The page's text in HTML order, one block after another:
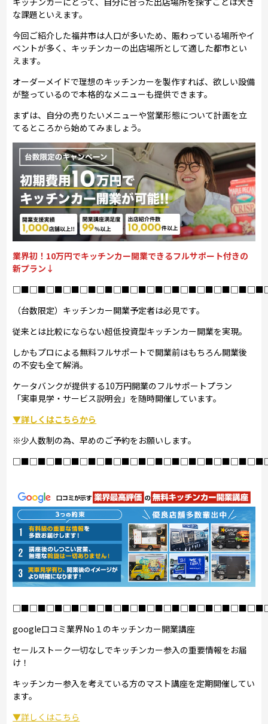
な課題といえます。
今回ご紹介した福井市は人口が多いため、賑わっている場所やイ
ベントが多く、キッチンカーの出店場所として適した都市とい
えます。
オーダーメイドで理想のキッチンカーを製作すれば、欲しい設備
が整っているので本格的なメニューも提供できます。
まずは、自分の売りたいメニューや営業形態について計画を立
てるところから始めてみましょう。
業界初！10万円でキッチンカー開業できるフルサポート付きの
新プラン↓
（台数限定）キッチンカー開業予定者は必見です。
従来とは比較にならない超低投資型キッチンカー開業を実現。
しかもプロによる無料フルサポートで開業前はもちろん開業後
の不安も全て解消。
ケータバンクが提供する10万円開業のフルサポートプラン
「実車見学・サービス説明会」を随時開催しています。
▼詳しくはこちらから
※少人数制の為、早めのご予約をお願いします。
google口コミ業界No１のキッチンカー開業講座
セールストーク一切なしでキッチンカー参入の重要情報をお届
け！
キッチンカー参入を考えている方のマスト講座を定期開催してい
ます。
▼詳しくはこちら